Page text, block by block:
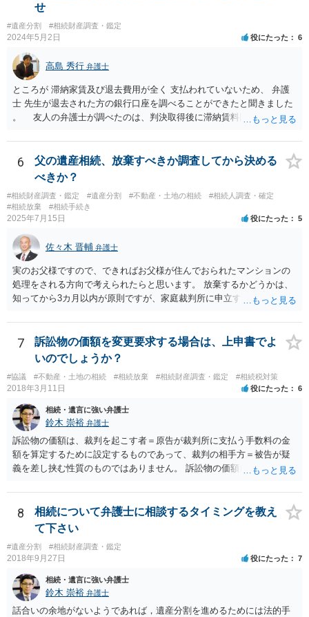
せ
#遺産分割 #相続財産調査・鑑定
2024年5月2日 役にたった 6
高島 秀行 弁護士
ところが 滞納家賃及び退去費用が全く 支払われていないため、 弁護
士 先生が退去された方の銀行口座を調べることができたと聞きました
。 友人の弁護士が調べたのは、判決取得後に滞納賃料回収のため
預金の入出金履歴を調べたわけではありません。 残念ながら、事案
や目的も異なりますし、開示の内容も異なります。
6
父の遺産相続、放棄すべきか調査してから決める
べきか？
#相続財産調査・鑑定 #遺産分割 #不動産・土地の相続
#相続人調査・確定
#相続放棄
#相続手続き
2025年7月15日 役にたった 5
佐々木 晋輔 弁護士
実のお父様ですので、できればお父様が住んでおられたマンションの
処理をされる方向で考えられたらと思います。 放棄するかどうかは、
知ってから3カ月以内が原則ですが、家庭裁判所に申立すれば3カ月の
放棄するかどうか決めることができます。 銀行やサラ金が数年も放置
することはありませんので、数年後に借金が発見される可能性はほぼ
ありません。 なお、私が扱った相続放棄を検討していた案件で、期間
伸長して調査したところ、サラ金に対する過払金など相当な財産が見
つかったため相続したという事例がありました。
7
訴訟物の価額を変更要求する場合は、上申書でよ
いのでしょうか？
#協議 #不動産・土地の相続 #相続放棄 #相続財産調査・鑑定 #相続税対策
2018年3月11日 役にたった 6
相続・遺言に強い弁護士
鈴木 崇裕 弁護士
訴訟物の価額は、裁判を起こす者＝原告が裁判所に支払う手数料の金
額を算定するために設定するものであって、裁判の相手方＝被告が疑
義を差し挟む性質のものではありません。 訴訟物の価額自体が裁判の
したとしても、変更されることはありません。
8
相続について弁護士に相談するタイミングを教え
て下さい
#遺産分割 #相続財産調査・鑑定
2018年9月27日 役にたった 7
相続・遺言に強い弁護士
鈴木 崇裕 弁護士
話合いの余地がないようであれば，遺産分割を進めるためには法的手